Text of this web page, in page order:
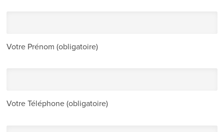
Votre Prénom (obligatoire)
Votre Téléphone (obligatoire)